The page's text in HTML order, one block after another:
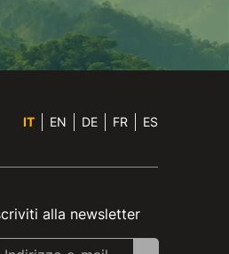
IT EN DE FR ES
alla newsletter